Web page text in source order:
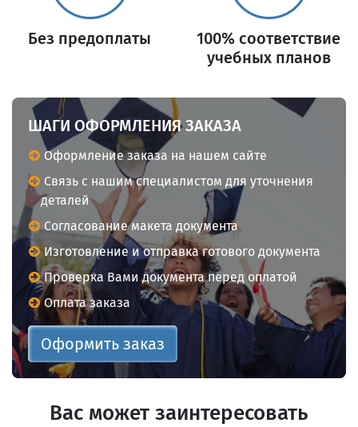
Без предоплаты
100% соответствие
учебных планов
ШАГИ ОФОРМЛЕНИЯ ЗАКАЗА
Оформление заказа на нашем сайте
Связь с нашим специалистом для уточнения
деталей
Согласование макета документа
Изготовление и отправка готового документа
Проверка Вами документа перед оплатой
Оплата заказа
Оформить заказ
Вас может заинтересовать